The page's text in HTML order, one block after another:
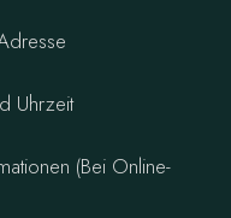
Uhrzeit
(bei Online-